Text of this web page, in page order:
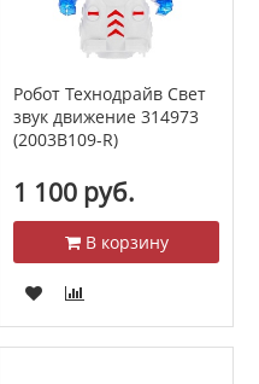
Робот Технодрайв Свет
звук движение 314973
(2003B109-R)
1 100 руб.
В корзину